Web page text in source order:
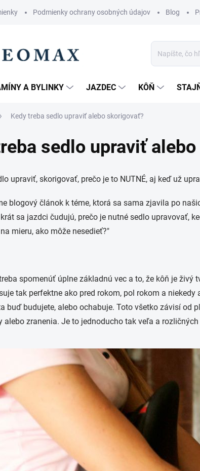
Podmienky ochrany osobných údajov Blog
A BYLINKY JAZDEC KÔŇ
Kedy treba sedlo upraviť alebo skorigovať?
sedlo upraviť
upraviť, skorigovať, prečo je to NUTNÉ, aj keď už
blogový článok k téme, ktorá sa sama zjavila po
sa jazdci čudujú, prečo je nutné sedlo upravovať,
mieru, ako môže nesedieť?"
spomenúť úplne základnú vec a to, že kôň je
tak perfektne ako pred rokom, pol rokom a niekedy
buď budujete, alebo ochabuje. Toto všetko závisí od
alebo zranenia. Je to jednoducho tak veľa a